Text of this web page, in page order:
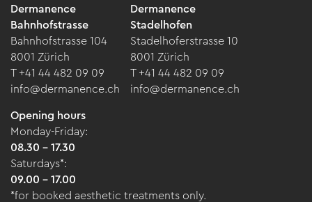
Dermanence
Bahnhofstrasse
Bahnhofstrasse 104
8001 Zürich
T +41 44 482 09 09
info@dermanence.ch
Dermanence
Stadelhofen
Stadelhoferstrasse 10
8001 Zürich
T +41 44 482 09 09
info@dermanence.ch
Opening hours
Monday-Friday:
08.30 - 17.30
Saturdays*:
09.00 - 17.00
*for booked aesthetic treatments only.